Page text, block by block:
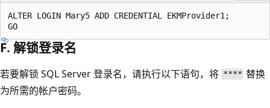
ALTER LOGIN Mary5 ADD CREDENTIAL EKMProvider1;
F. 解锁登录名
若要解锁 SQL Server 登录名，请执行以下语句，将 **** 替换
为所需的帐户密码。